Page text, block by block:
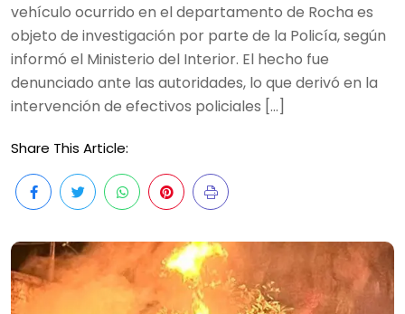
vehículo ocurrido en el departamento de Rocha es
objeto de investigación por parte de la Policía, según
informó el Ministerio del Interior. El hecho fue
denunciado ante las autoridades, lo que derivó en la
intervención de efectivos policiales […]
Share This Article: